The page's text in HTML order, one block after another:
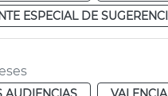
ESPECIAL DE